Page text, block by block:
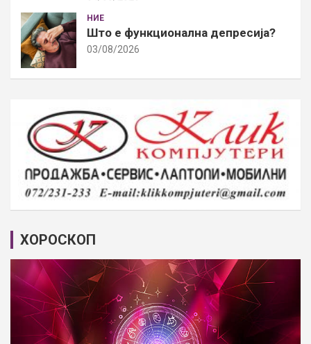
НИЕ
Што е функционална депресија?
03/08/2026
ХОРОСКОП